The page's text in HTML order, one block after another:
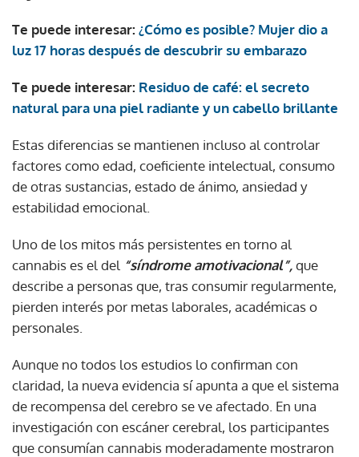
Te puede interesar: ¿Cómo es posible? Mujer dio a
luz 17 horas después de descubrir su embarazo
Te puede interesar: Residuo de café: el secreto
natural para una piel radiante y un cabello brillante
Estas diferencias se mantienen incluso al controlar
factores como edad, coeficiente intelectual, consumo
de otras sustancias, estado de ánimo, ansiedad y
estabilidad emocional.
Uno de los mitos más persistentes en torno al
cannabis es el del “síndrome amotivacional”,que
describe a personas que, tras consumir regularmente,
pierden interés por metas laborales, académicas o
personales.
Aunque no todos los estudios lo confirman con
claridad, la nueva evidencia sí apunta a que el sistema
de recompensa del cerebro se ve afectado. En una
investigación con escáner cerebral, los participantes
que consumían cannabis moderadamente mostraron